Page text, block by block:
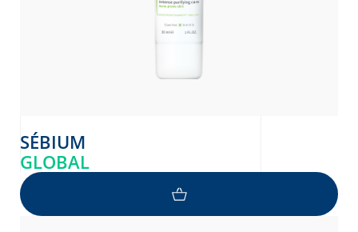
SÉBIUM
GLOBAL